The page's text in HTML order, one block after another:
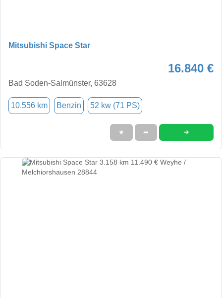
Mitsubishi Space Star
16.840 €
Bad Soden-Salmünster, 63628
10.556 km Benzin 52 kw (71 PS)
★ ➦ ➜